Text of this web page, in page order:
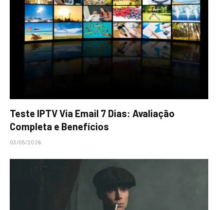
Teste IPTV Via Email 7 Dias: Avaliação
Completa e Benefícios
03/05/2026